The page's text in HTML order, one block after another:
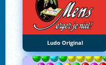
Ludo Original